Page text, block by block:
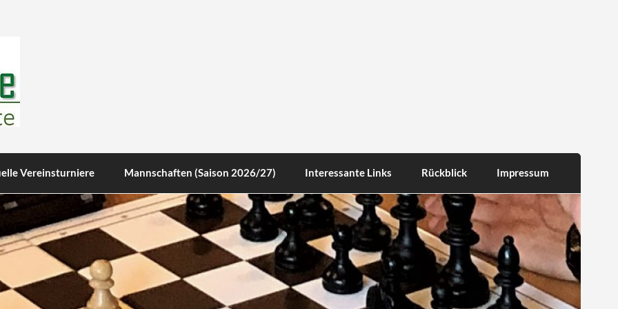
Vereinsturniere Mannschaften (Saison 2026/27) Interessante Links Rückblick Impressum